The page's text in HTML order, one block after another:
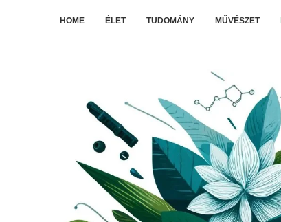
HOME ÉLET TUDOMÁNY MŰVÉSZET